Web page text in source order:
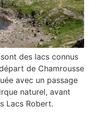
des lacs connus
de Chamrousse
avec un passage
naturel, avant
Lacs Robert.